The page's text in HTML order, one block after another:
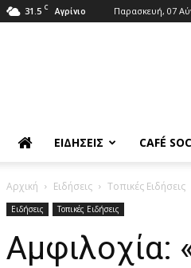
31.5 C Αγρίνιο Παρασκευή, 07
ΕΙΔΉΣΕΙΣ CAFÉ
Αρχική Ειδήσεις Τοπικές Ειδήσεις
Ειδήσεις Τοπικές Ειδήσεις
Αμφιλοχία: